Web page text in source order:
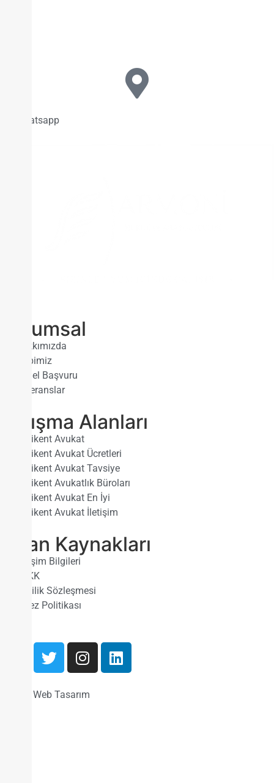
Whatsapp
Kurumsal
Hakkımızda
Ekibimiz
Genel Başvuru
Referanslar
Çalışma Alanları
Yenikent Avukat
Yenikent Avukat Ücretleri
Yenikent Avukat Tavsiye
Yenikent Avukatlık Büroları
Yenikent Avukat En İyi
Yenikent Avukat İletişim
İnsan Kaynakları
İletişim Bilgileri
KVKK
Gizlilik Sözleşmesi
Çerez Politikası
Ankara Web Tasarım